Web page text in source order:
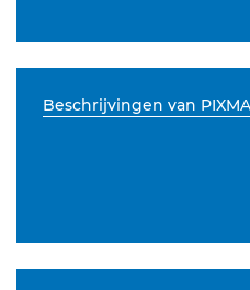
Beschrijvingen van